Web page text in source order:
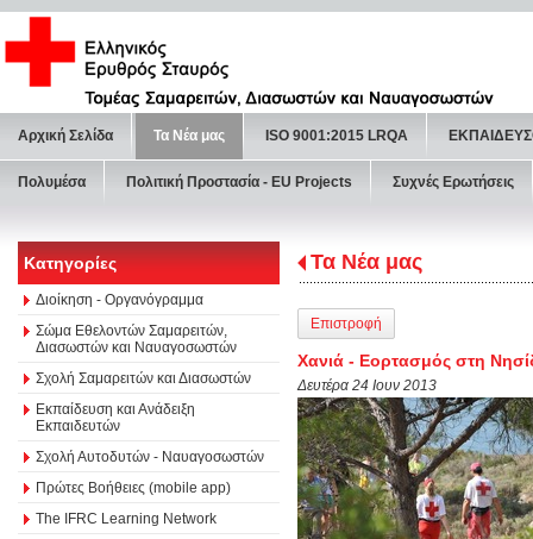
Αρχική Σελίδα Τα Νέα μας ISO 9001:2015 LRQA
Πολυμέσα Πολιτική Προστασία - ΕU Projects Συχνές Ερωτήσεις
Κατηγορίες
Διοίκηση - Οργανόγραμμα
Σώμα Εθελοντών Σαμαρειτών,
Διασωστών και Ναυαγοσωστών
Σχολή Σαμαρειτών και Διασωστών
Εκπαίδευση και Ανάδειξη
Εκπαιδευτών
Σχολή Αυτοδυτών - Ναυαγοσωστών
Πρώτες Βοήθειες (mobile app)
The IFRC Learning Network
Τα Νέα μας
Επιστροφή
Χανιά - Εορτασμός στη
Δευτέρα 24 Ιουν 2013